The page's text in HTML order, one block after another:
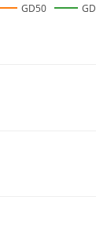
GD50